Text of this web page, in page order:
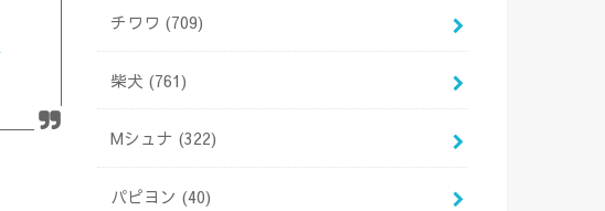
チワワ (709)
柴犬 (761)
Mシュナ (322)
パピヨン (40)